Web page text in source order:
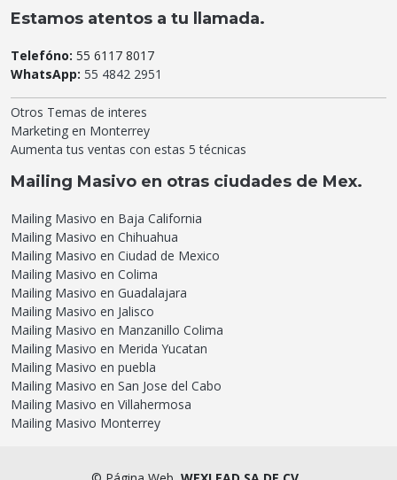
Estamos atentos a tu llamada.
Telefóno: 55 6117 8017
WhatsApp: 55 4842 2951
Otros Temas de interes
Marketing en Monterrey
Aumenta tus ventas con estas 5 técnicas
Mailing Masivo en otras ciudades de Mex.
Mailing Masivo en Baja California
Mailing Masivo en Chihuahua
Mailing Masivo en Ciudad de Mexico
Mailing Masivo en Colima
Mailing Masivo en Guadalajara
Mailing Masivo en Jalisco
Mailing Masivo en Manzanillo Colima
Mailing Masivo en Merida Yucatan
Mailing Masivo en puebla
Mailing Masivo en San Jose del Cabo
Mailing Masivo en Villahermosa
Mailing Masivo Monterrey